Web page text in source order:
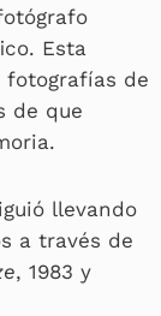
Esta
fotografías de
de que
llevando
a través de
, 1983 y